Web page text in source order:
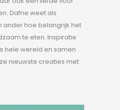
Dafne weet als
ander hoe belangrijk het
te eten. Inspiratie
hele wereld en samen
nieuwste creaties met